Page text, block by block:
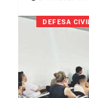
DEFESA